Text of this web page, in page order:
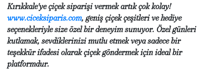
Kırıkkale'ye çiçek siparişi vermek artık çok kolay!
www.ciceksiparis.com, geniş çiçek çeşitleri ve hediye
seçenekleriyle size özel bir deneyim sunuyor. Özel günleri
kutlamak, sevdiklerinizi mutlu etmek veya sadece bir
teşekkür ifadesi olarak çiçek göndermek için ideal bir
platformdur.